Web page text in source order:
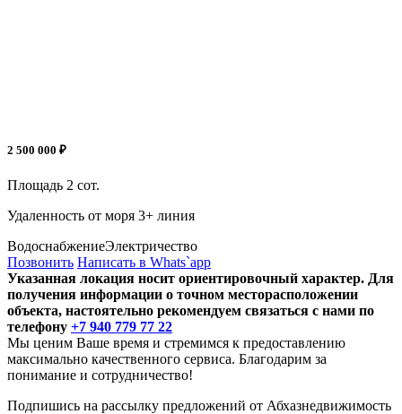
2 500 000 ₽
Площадь 2 сот.
Удаленность от моря 3+ линия
ВодоснабжениеЭлектричество
Позвонить Написать в Whats`app
Указанная локация носит ориентировочный характер. Для
получения информации о точном месторасположении
объекта, настоятельно рекомендуем связаться с нами по
телефону +7 940 779 77 22
Мы ценим Ваше время и стремимся к предоставлению
максимально качественного сервиса. Благодарим за
понимание и сотрудничество!
Подпишись на рассылку предложений от Абхазнедвижимость